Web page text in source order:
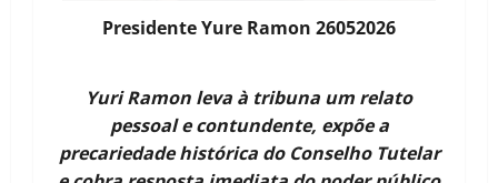
Presidente Yure Ramon 26052026
Yuri Ramon leva à tribuna um relato
pessoal e contundente, expõe a
precariedade histórica do Conselho Tutelar